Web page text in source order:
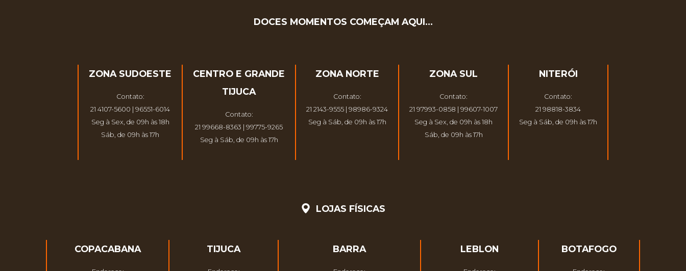
DOCES MOMENTOS COMEÇAM AQUI…
ZONA SUDOESTE
Contato:
21 4107-5600 | 96551-6014
Seg à Sex, de 09h às 18h
Sáb, de 09h às 17h
CENTRO E GRANDE
TIJUCA
Contato:
21 99668-8363 | 99775-9265
Seg à Sáb, de 09h às 17h
ZONA NORTE
Contato:
21 2143-9555 | 98986-9324
Seg à Sáb, de 09h às 17h
ZONA SUL
Contato:
21 97993-0858 | 99607-1007
Seg à Sex, de 09h às 18h
Sáb, de 09h às 17h
NITERÓI
Contato:
21 98818-3834
Seg à Sáb, de 09h às 17h
LOJAS FÍSICAS
COPACABANA TIJUCA BARRA LEBLON BOTAFOGO